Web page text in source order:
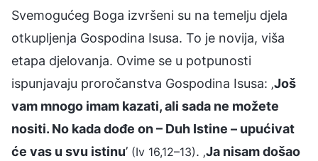
Svemogućeg Boga izvršeni su na temelju djela
otkupljenja Gospodina Isusa. To je novija, viša
etapa djelovanja. Ovime se u potpunosti
ispunjavaju proročanstva Gospodina Isusa: ‚Još
vam mnogo imam kazati, ali sada ne možete
nositi. No kada dođe on – Duh Istine – upućivat
će vas u svu istinu’ (Iv 16,12–13). ‚Ja nisam došao